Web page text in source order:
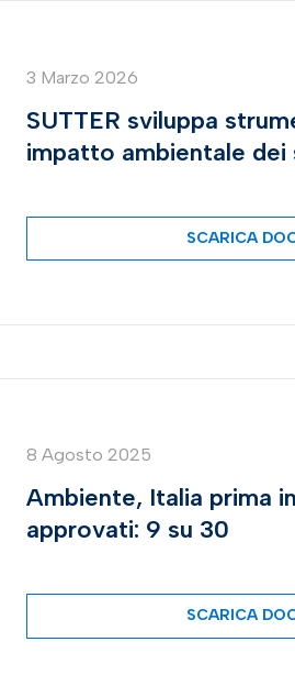
3 Marzo 2026
SUTTER sviluppa
impatto ambientale
SCARICA
8 Agosto 2025
Ambiente, Italia prima
approvati: 9 su 30
SCARICA